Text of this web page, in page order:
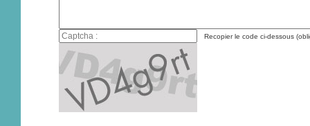
Recopier le code ci-dessous